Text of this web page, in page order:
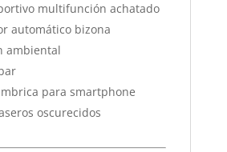
multifunción achatado
automático bizona
ambiental
para smartphone
oscurecidos